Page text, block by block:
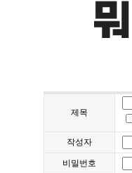
제목
작성자
비밀번호